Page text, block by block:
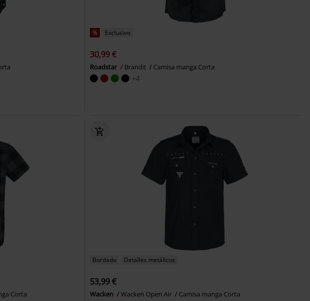
% Exclusivo
30,99 €
Roadstar Brandit Camisa manga Corta
+4
Corta
Bordado Detalles metálicos
53,99 €
Wacken Wacken Open Air Camisa manga Corta